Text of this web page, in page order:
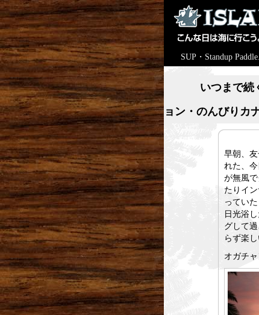
SUP・Standup Paddle.
いつまで続
ョン・のんびりカ
早朝、
れた、
が無風
たりイ
ってい
日光浴
グして
らず楽し
オガチ